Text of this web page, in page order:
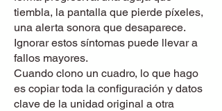
tiembla, la pantalla que pierde píxeles,
una alerta sonora que desaparece.
Ignorar estos síntomas puede llevar a
fallos mayores.
Cuando clono un cuadro, lo que hago
es copiar toda la configuración y datos
clave de la unidad original a otra